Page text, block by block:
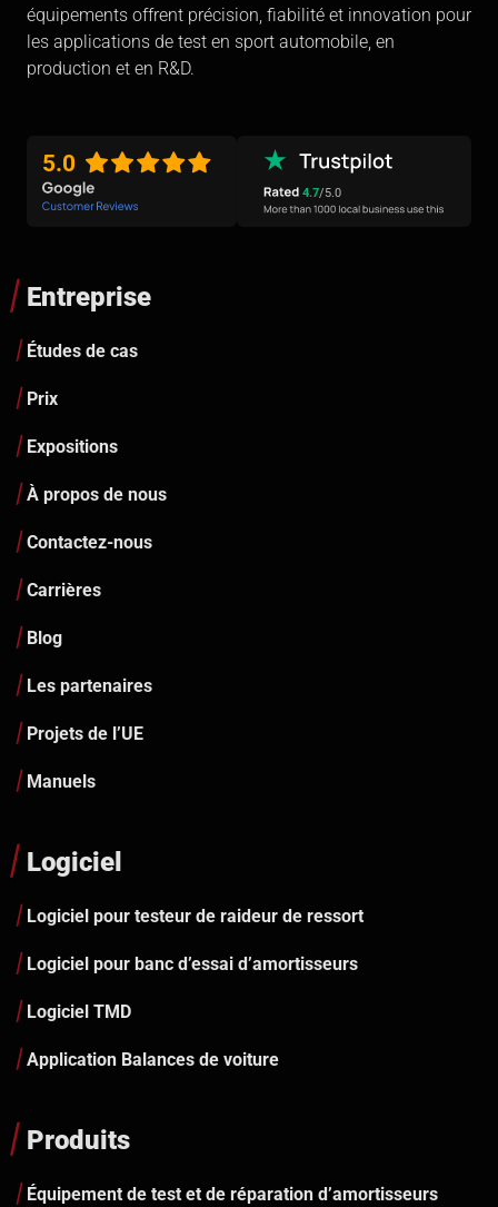
équipements offrent précision, fiabilité et innovation pour
les applications de test en sport automobile, en
production et en R&D.
5.0
4.7/5.0
Entreprise
Études de cas
Prix
Expositions
À propos de nous
Contactez-nous
Carrières
Blog
Les partenaires
Projets de l’UE
Manuels
Logiciel
Logiciel pour testeur de raideur de ressort
Logiciel pour banc d’essai d’amortisseurs
Logiciel TMD
Application Balances de voiture
Produits
Équipement de test et de réparation d’amortisseurs